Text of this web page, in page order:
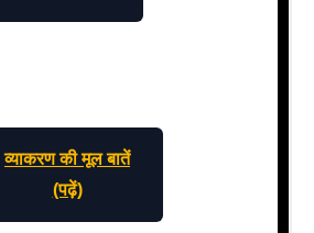
व्याकरण की मूल बातें
(पढ़ें)